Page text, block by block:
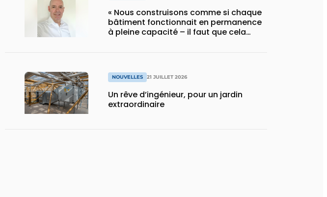
« Nous construisons comme si chaque
bâtiment fonctionnait en permanence
à pleine capacité – il faut que cela
NOUVELLES 21 JUILLET 2026
Un rêve d’ingénieur, pour un jardin
extraordinaire